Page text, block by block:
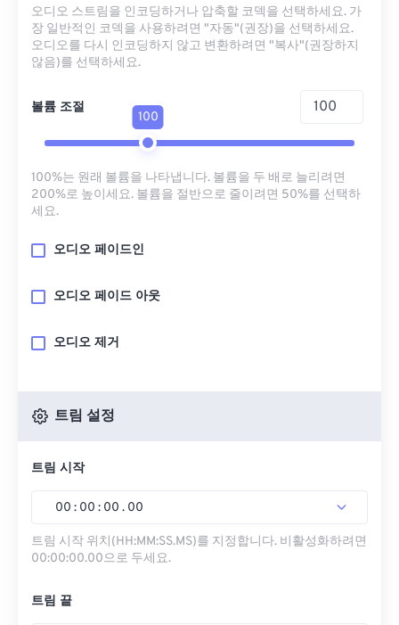
오디오 스트림을 인코딩하거나 압축할 코덱을 선택하세요. 가
장 일반적인 코덱을 사용하려면 "자동"(권장)을 선택하세요.
오디오를 다시 인코딩하지 않고 변환하려면 "복사"(권장하지
않음)를 선택하세요.
볼륨 조절
100
100%는 원래 볼륨을 나타냅니다. 볼륨을 두 배로 늘리려면
200%로 높이세요. 볼륨을 절반으로 줄이려면 50%를 선택하
세요.
오디오 페이드인
오디오 페이드 아웃
오디오 제거
트림 설정
트림 시작
00 : 00 : 00 . 00
트림 시작 위치(HH:MM:SS.MS)를 지정합니다. 비활성화하려면
00:00:00.00으로 두세요.
트림 끝